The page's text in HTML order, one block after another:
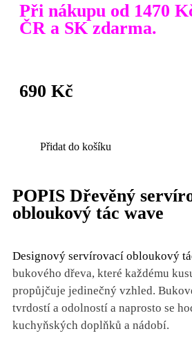
Při nákupu od 1470
ČR a SK zdarma.
690 Kč
Přidat do košíku
POPIS Dřevěný
obloukový tác wave
Designový servírovací obloukový
bukového dřeva, které každému
propůjčuje jedinečný vzhled.
tvrdostí a odolností a naprosto se
kuchyňských doplňků a nádobí.